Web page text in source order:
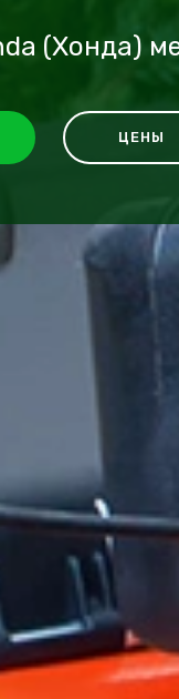
(Хонда)
ЦЕНЫ